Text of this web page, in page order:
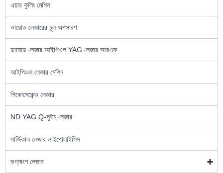
এয়ার কুলিং মেশিন
ডায়োড লেজারের চুল অপসারণ
ডায়োড লেজার আইপিএল YAG লেজার আরএফ
আইপিএল লেজার মেশিন
পিকোসেকেন্ড লেজার
ND YAG Q-সুইচ লেজার
সার্জিকাল লেজার লাইপোলাইসিস
ভগ্নাংশ লেজার